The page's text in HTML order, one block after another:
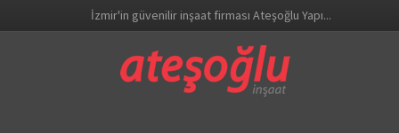
İzmir'in güvenilir inşaat firması Ateşoğlu Yapı...